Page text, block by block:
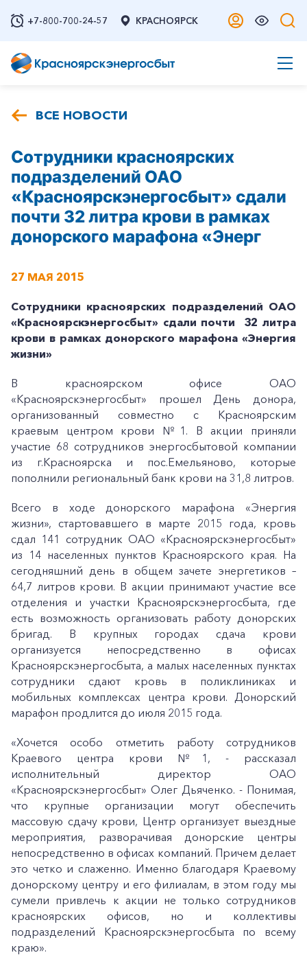
+7-800-700-24-57 КРАСНОЯРСК
ВСЕ НОВОСТИ
Сотрудники красноярских
подразделений ОАО
«Красноярскэнергосбыт» сдали
почти 32 литра крови в рамках
донорского марафона «Энерг
27 МАЯ 2015
Сотрудники красноярских подразделений ОАО
«Красноярскэнергосбыт» сдали почти 32 литра
крови в рамках донорского марафона «Энергия
жизни»
В красноярском офисе ОАО
«Красноярскэнергосбыт» прошел День донора,
организованный совместно с Красноярским
краевым центром крови №1. В акции приняли
участие 68 сотрудников энергосбытовой компании
из г.Красноярска и пос.Емельяново, которые
пополнили региональный банк крови на 31,8 литров.
Всего в ходе донорского марафона «Энергия
жизни», стартовавшего в марте 2015 года, кровь
сдал 141 сотрудник ОАО «Красноярскэнергосбыт»
из 14 населенных пунктов Красноярского края. На
сегодняшний день в общем зачете энергетиков –
64,7 литров крови. В акции принимают участие все
отделения и участки Красноярскэнергосбыта, где
есть возможность организовать работу донорских
бригад. В крупных городах сдача крови
организуется непосредственно в офисах
Красноярскэнергосбыта, а малых населенных пунктах
сотрудники сдают кровь в поликлиниках и
мобильных комплексах центра крови. Донорский
марафон продлится до июля 2015 года.
«Хочется особо отметить работу сотрудников
Краевого центра крови №1, - рассказал
исполнительный директор ОАО
«Красноярскэнергосбыт» Олег Дьяченко. - Понимая,
что крупные организации могут обеспечить
массовую сдачу крови, Центр организует выездные
мероприятия, разворачивая донорские центры
непосредственно в офисах компаний. Причем делает
это четко и слаженно. Именно благодаря Краевому
донорскому центру и его филиалам, в этом году мы
сумели привлечь к акции не только сотрудников
красноярских офисов, но и коллективы
подразделений Красноярскэнергосбыта по всему
краю».